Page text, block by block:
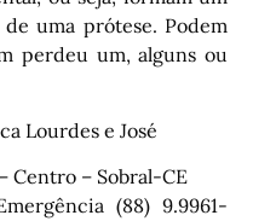
uma prótese. Podem
perdeu um, alguns ou
Lourdes e José
Centro – Sobral-CE
(88) 9.9961-